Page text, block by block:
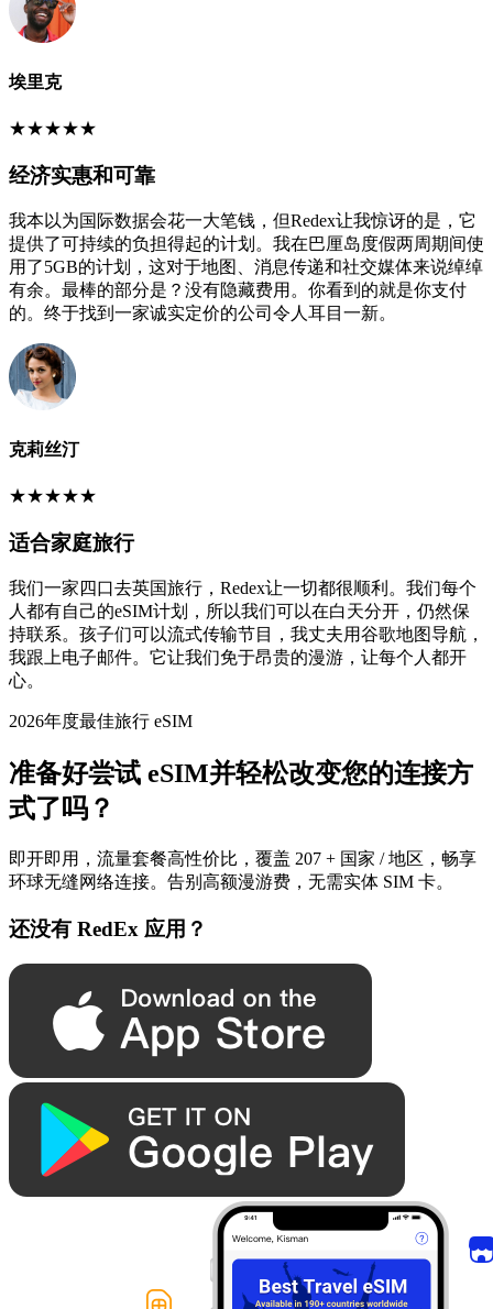
埃里克
★★★★★
经济实惠和可靠
我本以为国际数据会花一大笔钱，但Redex让我惊讶的是，它
提供了可持续的负担得起的计划。我在巴厘岛度假两周期间使
用了5GB的计划，这对于地图、消息传递和社交媒体来说绰绰
有余。最棒的部分是？没有隐藏费用。你看到的就是你支付
的。终于找到一家诚实定价的公司令人耳目一新。
克莉丝汀
★★★★★
适合家庭旅行
我们一家四口去英国旅行，Redex让一切都很顺利。我们每个
人都有自己的eSIM计划，所以我们可以在白天分开，仍然保
持联系。孩子们可以流式传输节目，我丈夫用谷歌地图导航，
我跟上电子邮件。它让我们免于昂贵的漫游，让每个人都开
心。
2026年度最佳旅行 eSIM
准备好尝试 eSIM并轻松改变您的连接方
式了吗？
即开即用，流量套餐高性价比，覆盖 207 + 国家 / 地区，畅享
环球无缝网络连接。告别高额漫游费，无需实体 SIM 卡。
还没有 RedEx 应用？